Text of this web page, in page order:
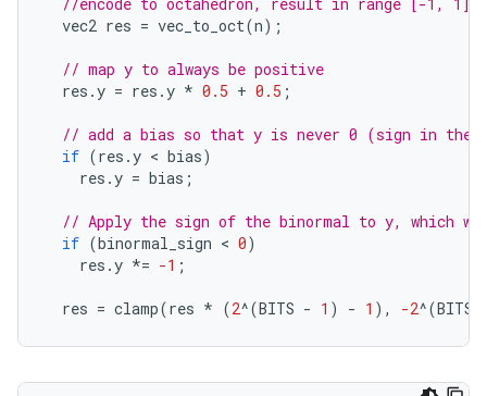
vec2 res = vec_to_oct(n);
// map y to always be positive
res .y = res .y * 0.5 + 0.5 ;
// add a bias so that y is never 0 (sign in the
if (res .y < bias)
res .y = bias ;
// Apply the sign of the binormal to y, which was
if (binormal_sign < 0)
res .y *= -1 ;
res = clamp(res * (2^(BITS - 1 ) - 1 ), -2^(BITS